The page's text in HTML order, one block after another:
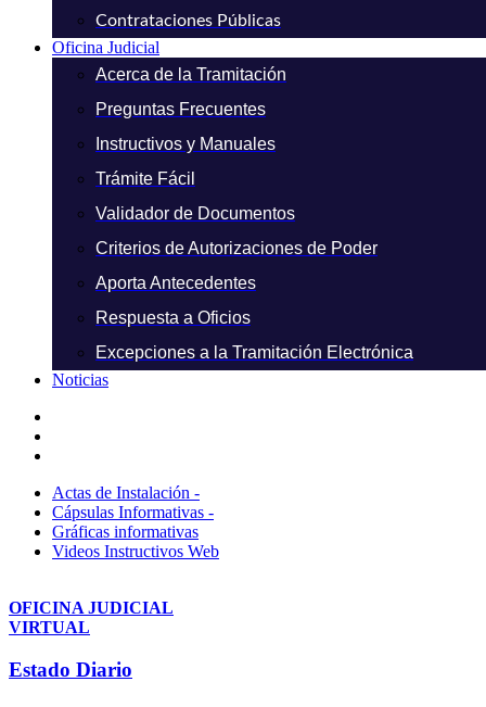
Contrataciones Públicas
Oficina Judicial
Acerca de la Tramitación
Preguntas Frecuentes
Instructivos y Manuales
Trámite Fácil
Validador de Documentos
Criterios de Autorizaciones de Poder
Aporta Antecedentes
Respuesta a Oficios
Excepciones a la Tramitación Electrónica
Noticias
Actas de Instalación -
Cápsulas Informativas -
Gráficas informativas
Videos Instructivos Web
OFICINA JUDICIAL
VIRTUAL
Estado Diario